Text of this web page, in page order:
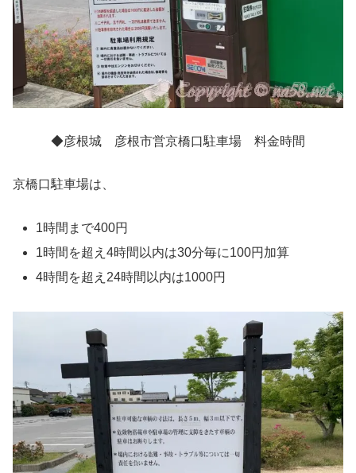
◆彦根城 彦根市営京橋口駐車場 料金時間
京橋口駐車場は、
1時間まで400円
1時間を超え4時間以内は30分毎に100円加算
4時間を超え24時間以内は1000円